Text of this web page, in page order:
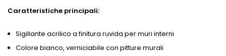
Caratteristiche principali:
Sigillante acrilico a finitura ruvida per muri interni
Colore bianco, verniciabile con pitture murali